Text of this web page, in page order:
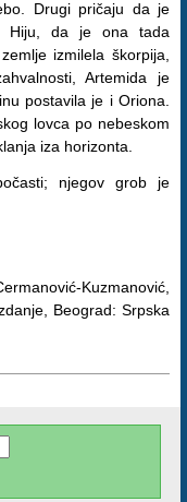
Drugi pričaju da je
Hiju, da je ona tada
izmilela škorpija,
Artemida je
postavila je i Oriona.
lovca po nebeskom
iza horizonta.
njegov grob je
Kuzmanović,
Beograd: Srpska